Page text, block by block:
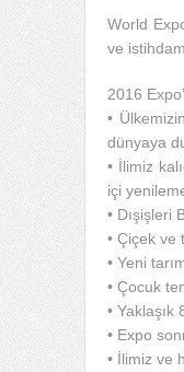
World
ve
2016
•
dünyaya
• İlimiz
içi
• Dışişleri
• Çiçek ve
• Yeni
• Çocuk
•
• Expo
• İlimiz ve